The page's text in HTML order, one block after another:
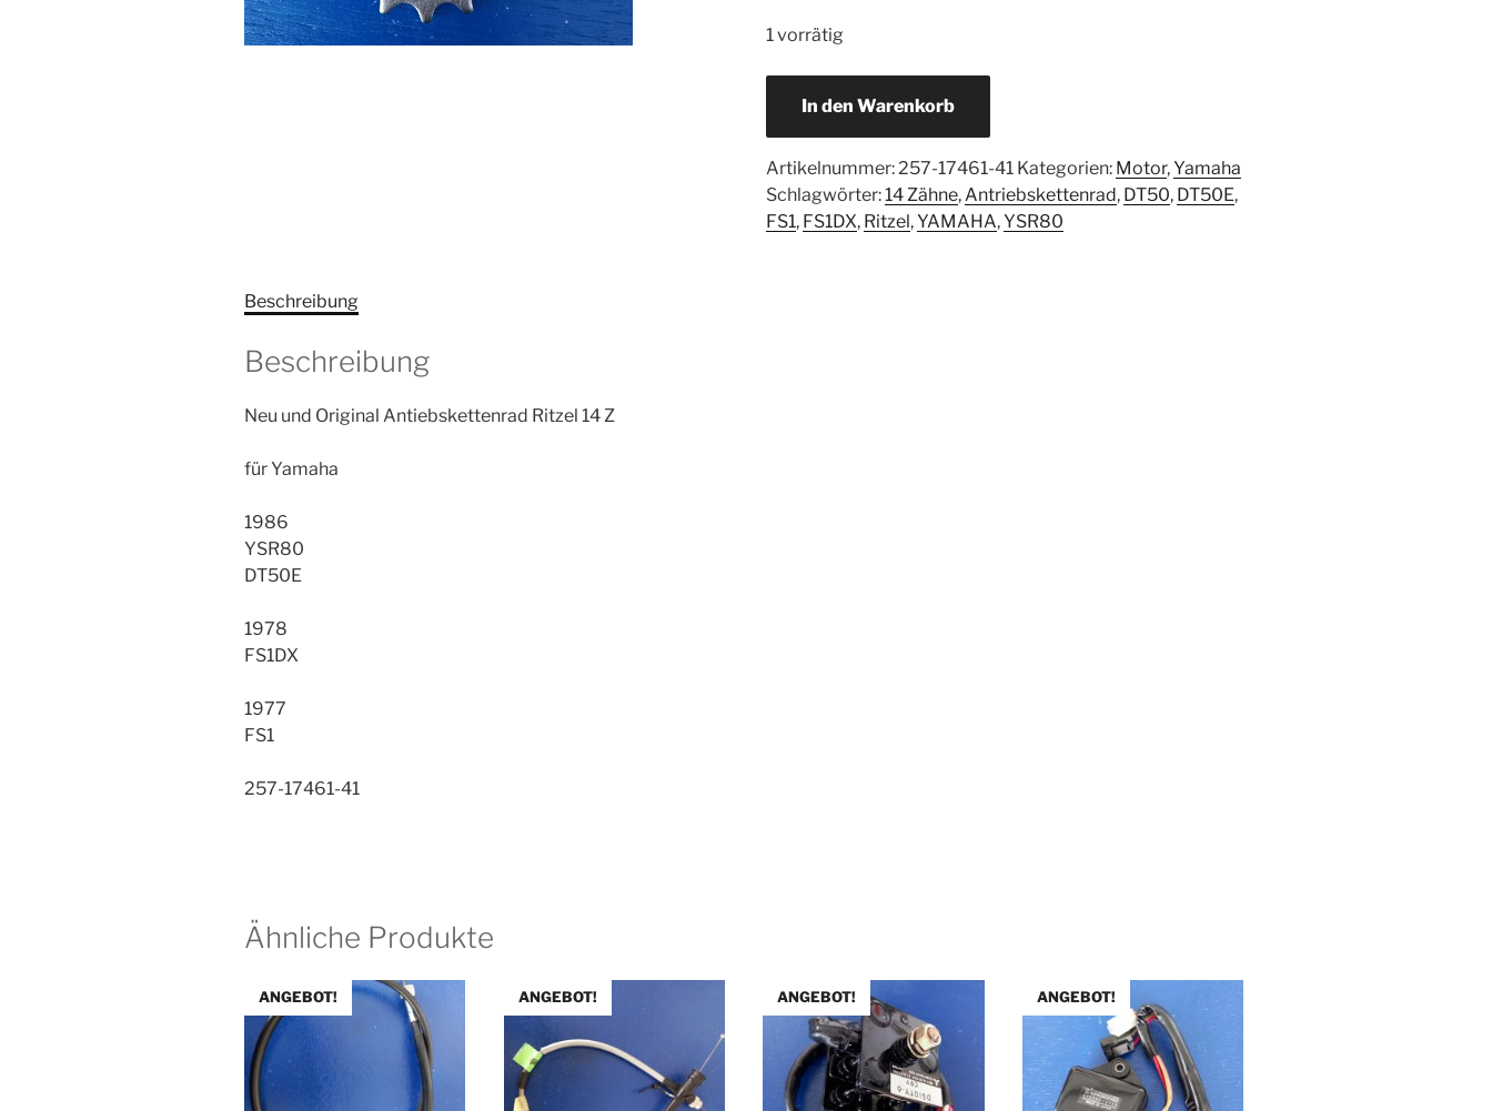
1 vorrätig
DT50
YSR80
FS1
FS1DX
Antiebskettenrad
In den Warenkorb
Artikelnummer: 257-17461-41 Kategorien: Motor,Yamaha
Schlagwörter:14 Zähne, Antriebskettenrad, DT50, DT50E,
FS1, FS1DX, Ritzel,YAMAHA,YSR80
Beschreibung
Beschreibung
Neu und Original Antiebskettenrad Ritzel 14 Z
für Yamaha
1986
YSR80
DT50E
1978
FS1DX
1977
FS1
257-17461-41
Ähnliche Produkte
ANGEBOT! ANGEBOT! ANGEBOT! ANGEBOT!